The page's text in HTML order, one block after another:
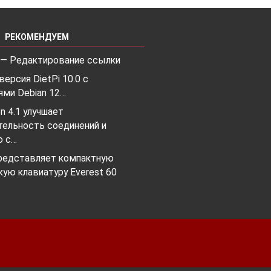
РЕКОМЕНДУЕМ
Редактирование ссылки
DietPi 10.0 с
Debian 12…
4.1 улучшает
соединений и
с…
компактную
клавиатуру Everest 60